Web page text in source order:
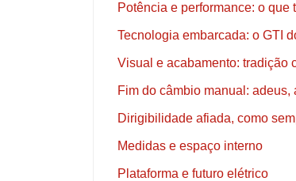
Potência e performance: o que
Tecnologia embarcada: o GTI
Visual e acabamento: tradição
Fim do câmbio manual:
Dirigibilidade afiada, como
Medidas e espaço interno
Plataforma e futuro elétrico